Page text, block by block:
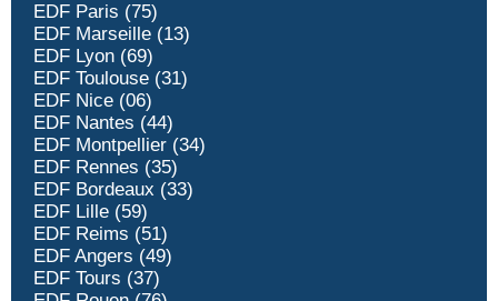
EDF Paris (75)
EDF Marseille (13)
EDF Lyon (69)
EDF Toulouse (31)
EDF Nice (06)
EDF Nantes (44)
EDF Montpellier (34)
EDF Rennes (35)
EDF Bordeaux (33)
EDF Lille (59)
EDF Reims (51)
EDF Angers (49)
EDF Tours (37)